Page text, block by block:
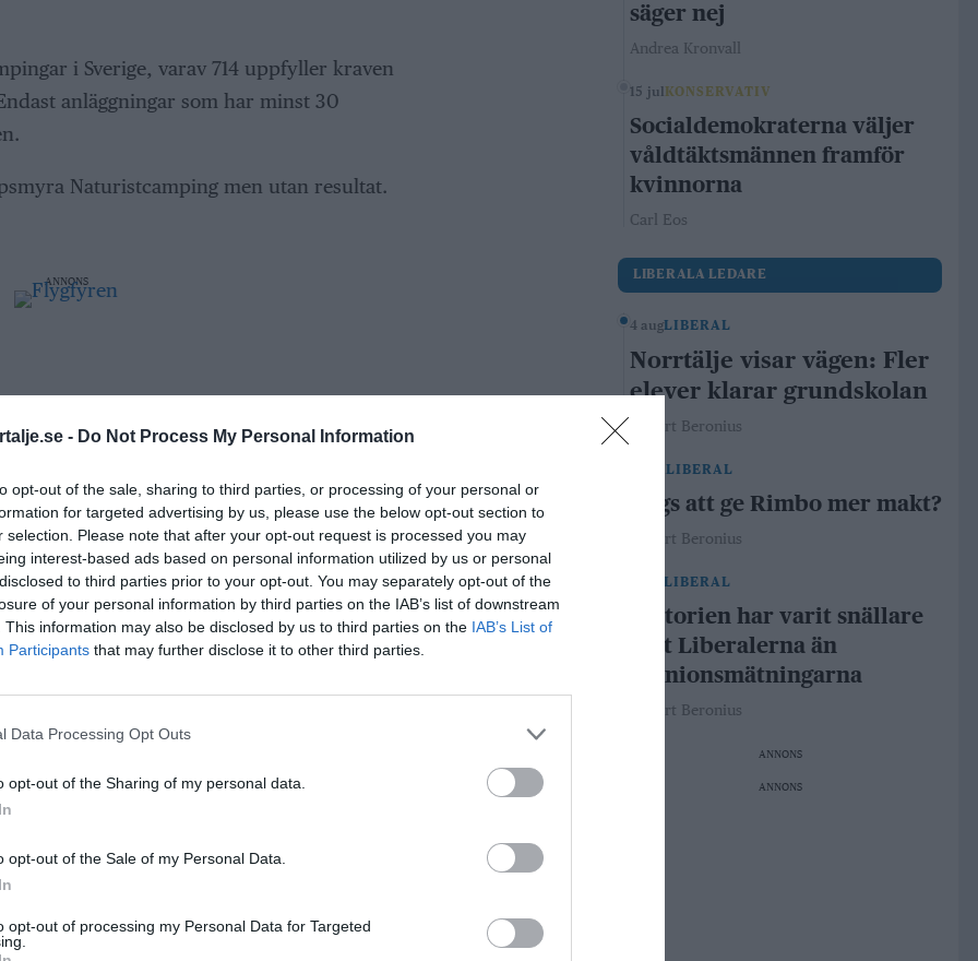
- Do Not Process My Personal Information
opt-out of the sale, sharing to third parties, or processing of your personal or
for targeted advertising by us, please use the below opt-out section to
selection. Please note that after your opt-out request is processed you may
interest-based ads based on personal information utilized by us or personal
to third parties prior to your opt-out. You may separately opt-out of the
of your personal information by third parties on the IAB’s list of downstream
This information may also be disclosed by us to third parties on the IAB’s List of
Participants that may further disclose it to other third parties.
Data Processing Opt Outs
opt-out of the Sharing of my personal data.
opt-out of the Sale of my Personal Data.
opt-out of processing my Personal Data for Targeted
i Sverige, varav 714 uppfyller kraven
anläggningar som har minst 30
Naturistcamping men utan resultat.
ANNONS
i Norrtälje kommun
Betyg Förändring
Antal
recensioner
Riksrankning
4,6 +0,1 56 25/714
4,4 236 103/714
4,1 629 360
4,0
3,9 768
säger nej
Andrea Kronvall
15 jul KONSERVATIV
Socialdemokraterna väljer
våldtäktsmännen framför
kvinnorna
Carl Eos
LIBERALA LEDARE
4 augLIBERAL
Norrtälje visar vägen: Fler
elever klarar grundskolan
Robert Beronius
29 julLIBERAL
Dags att ge Rimbo mer makt?
Robert Beronius
LIBERAL
Historien har varit snällare
mot Liberalerna än
opinionsmätningarna
Robert Beronius
ANNONS
ANNONS